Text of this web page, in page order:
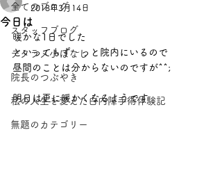
全てのブログ
スタッフブログ
デタラメ小ばなし
院長のつぶやき
私の人生を変えた白内障手術体験記
無題のカテゴリー
今日は
2018年3月14日
暖かな1日でした
といってもず～っと院内にいるので
昼間のことは分からないのですが^^;
明日は更に暖かくなるようです